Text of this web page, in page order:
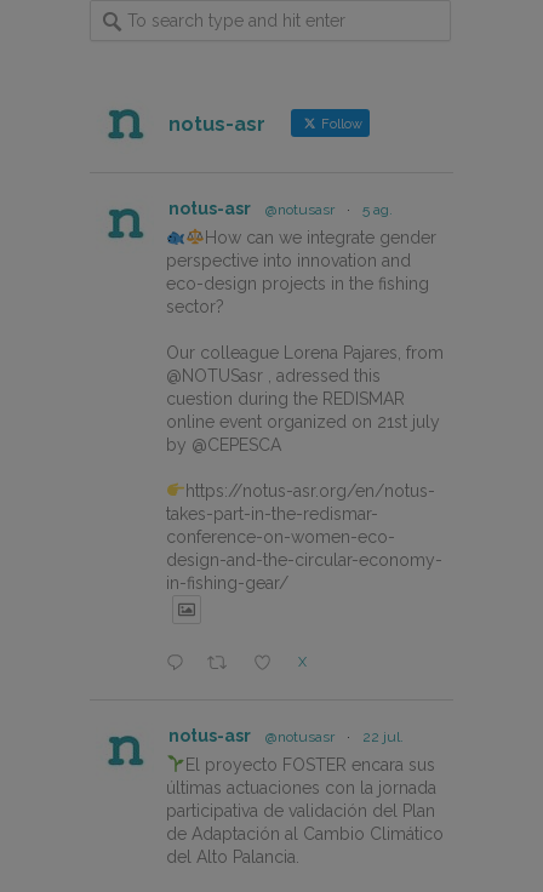
notus-asr Follow
notus-asr @notusasr · 5 ag.
How can we integrate gender
perspective into innovation and
eco-design projects in the fishing
sector?
Our colleague Lorena Pajares, from
@NOTUSasr , adressed this
cuestion during the REDISMAR
online event organized on 21st july
by @CEPESCA
https://notus-asr.org/en/notus-
takes-part-in-the-redismar-
conference-on-women-eco-
design-and-the-circular-economy-
in-fishing-gear/
X
notus-asr @notusasr · 22 jul.
El proyecto FOSTER encara sus
últimas actuaciones con la jornada
participativa de validación del Plan
de Adaptación al Cambio Climático
del Alto Palancia.